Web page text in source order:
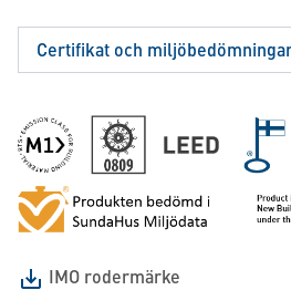
Certifikat och
IMO rodermärke